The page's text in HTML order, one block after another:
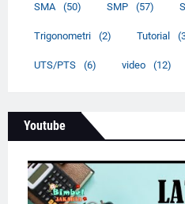
SMA (50) SMP (57)
Trigonometri (2) Tutorial
UTS/PTS (6) video (12)
Youtube